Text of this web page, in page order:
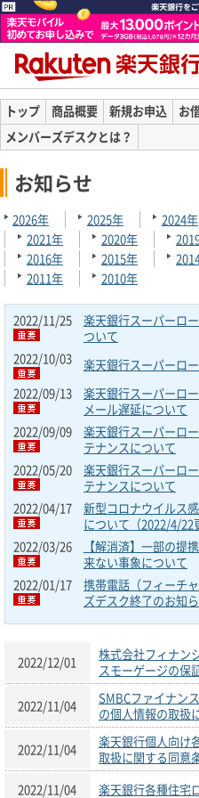
トップ 商品概要 新規お申込 お
メンバーズデスクとは？
お知らせ
2026年 2025年 2024年
2021年
2020年
2016年
2015年
2011年
2010年
2022/11/25
楽天銀行スーパーロ
ついて
2022/10/03
楽天銀行スーパーロ
2022/09/13
楽天銀行スーパーロ
メール遅延について
2022/09/09
楽天銀行スーパーロ
テナンスについて
2022/05/20
楽天銀行スーパーロ
テナンスについて
2022/04/17
新型コロナウイルス
について（2022/4/22
2022/03/26
【解消済】一部の提
来ない事象について
2022/01/17
携帯電話（フィーチ
ズデスク終了のお知
2022/12/01
株式会社フィナン
スモーゲージの保
2022/11/04
SMBCファイナン
の個人情報の取扱
2022/11/04
楽天銀行個人向け
取扱に関する同意
2022/11/04
楽天銀行各種住宅